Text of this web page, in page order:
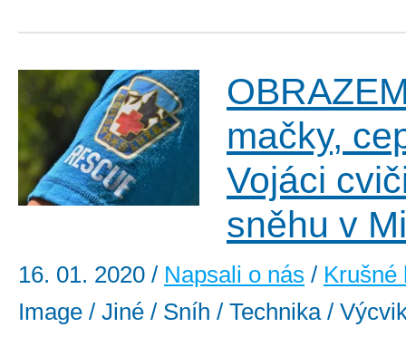
mačky,
Vojáci
sněhu v
16. 01. 2020 / Napsali o nás / Krušné
Image / Jiné / Sníh / Technika /